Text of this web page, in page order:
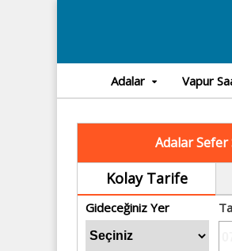
Adalar Vapur
Adalar
Kolay Tarife
Gideceğiniz Yer